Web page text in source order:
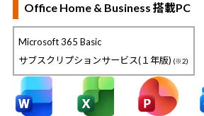
Office Home & Business 搭載PC
Microsoft 365 Basic
サブスクリプションサービス(１年版) (※2)